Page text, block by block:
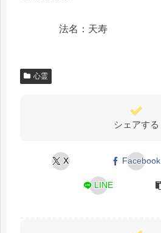
法名：天寿
心霊
シェアする
X Facebook
LINE